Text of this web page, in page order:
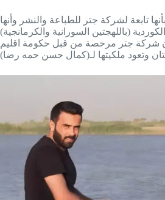
تابعة لشركة جتر للطباعة والنشر وأنها
(باللهجتين السورانية والكرمانجية)
شركة جتر مرخصة من قبل حكومة اقليم